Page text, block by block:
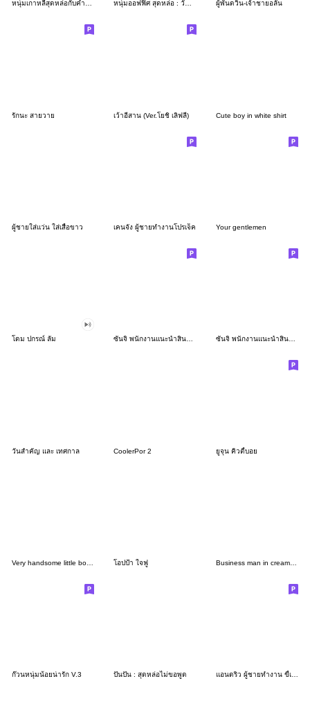
หนุ่มเกาหลีสุดหล่อกับคำน่ารัก(บิ๊ก) หนุ่มออฟฟิศ สุดหล่อ : วันทำงาน ผู้พันดวิน-เจ้าชายอลัน
รักนะ สายวาย เว้าอีสาน (Ver.โยชิ เลิฟลี่) Cute boy in white shirt
ผู้ชายใส่แว่น ใส่เสื้อขาว เคนจัง ผู้ชายทำงานโปรเจ็ค Your gentlemen
โดม ปกรณ์ ลัม ซันจิ พนักงานแนะนำสินค้าชาย เสื้อชมพู ซันจิ พนักงานแนะนำสินค้าชาย
วันสำคัญ และ เทศกาล CoolerPor 2 ยูจุน คิวตี้บอย
โอปป้า ใจฟู Business man in cream suit
ก๊วนหนุ่มน้อยน่ารัก V.3 ปันปัน : สุดหล่อไม่ขอพูด แอนดริว ผู้ชายทำงาน ขี้เกียจไม่ไหว